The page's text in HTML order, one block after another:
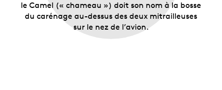
le Camel (« chameau ») doit son nom à la bosse
du carénage au-dessus des deux mitrailleuses
sur le nez de l’avion.